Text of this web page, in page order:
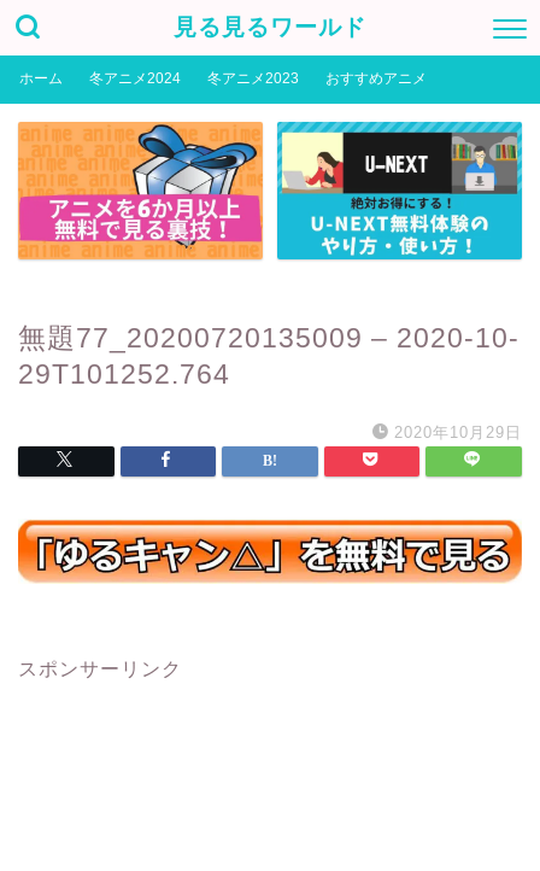
見る見るワールド
ホーム 冬アニメ2024 冬アニメ2023 おすすめアニメ
無題77_20200720135009 – 2020-10-
29T101252.764
2020年10月29日
スポンサーリンク